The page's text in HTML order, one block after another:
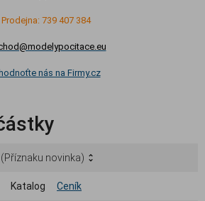
Prodejna: 739 407 384
nás na Firmy.cz
(Příznaku novinka)
Katalog Ceník